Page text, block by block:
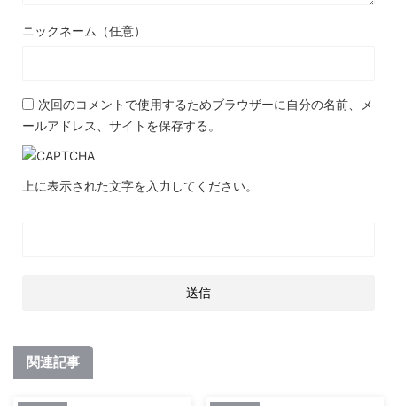
ニックネーム（任意）
次回のコメントで使用するためブラウザーに自分の名前、メ
ールアドレス、サイトを保存する。
上に表示された文字を入力してください。
関連記事